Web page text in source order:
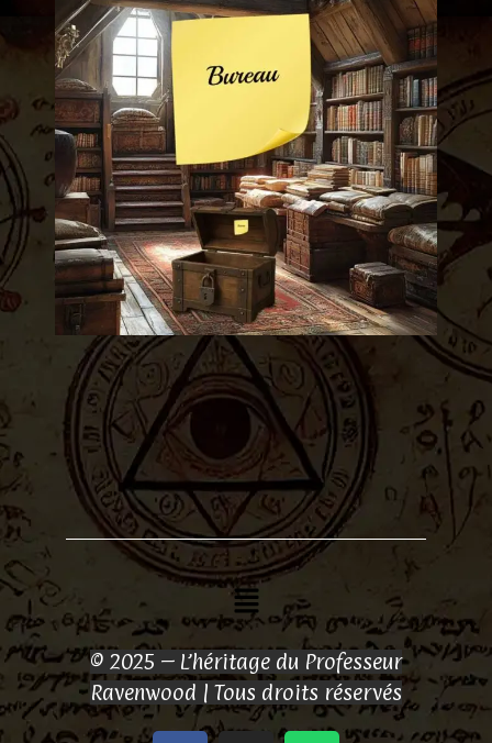
Menu
© 2025 – L’héritage du Professeur
Ravenwood | Tous droits réservés